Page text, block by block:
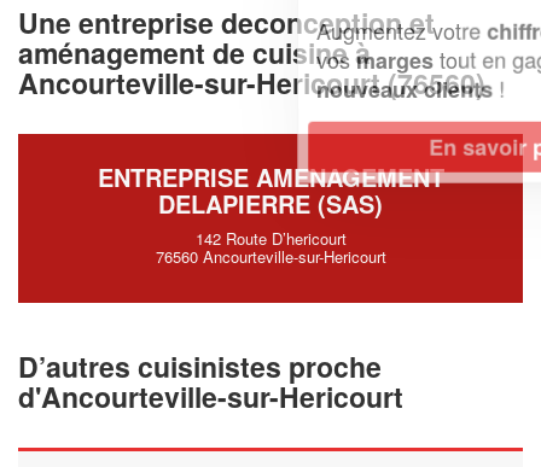
Une entreprise deconception et
aménagement de cuisine à
Ancourteville-sur-Hericourt (76560)
ENTREPRISE AMENAGEMENT
DELAPIERRE (SAS)
142 Route D’hericourt
76560 Ancourteville-sur-Hericourt
D’autres cuisinistes proche
d'Ancourteville-sur-Hericourt
Augmentez votrechiffre d'affaireset
vosmargestout en gagnant de
nouveaux clients!